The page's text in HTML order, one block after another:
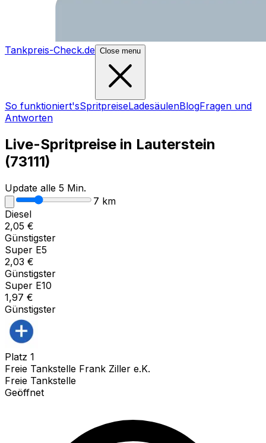
Tankpreis-Check.de Close menu
So funktioniert'sSpritpreiseLadesäulenBlogFragen und
Antworten
Live-Spritpreise in Lauterstein
(73111)
Update alle 5 Min.
7 km
Diesel
2,05 €
Günstigster
Super E5
2,03 €
Günstigster
Super E10
1,97 €
Günstigster
Platz 1
Freie Tankstelle Frank Ziller e.K.
Freie Tankstelle
Geöffnet